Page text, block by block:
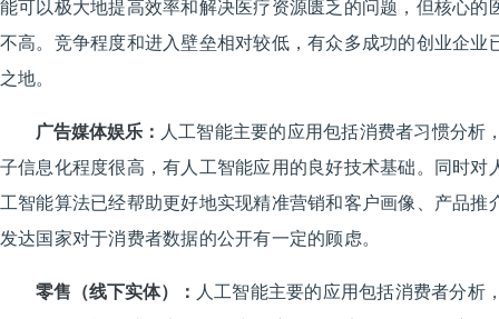
能可以极大地提高效率和解决医疗资源匮乏的问题，但核心的
不高。竞争程度和进入壁垒相对较低，有众多成功的创业企业
之地。
广告媒体娱乐： 人工智能主要的应用包括消费者习惯分析
子信息化程度很高，有人工智能应用的良好技术基础。同时对
工智能算法已经帮助更好地实现精准营销和客户画像、产品推
发达国家对于消费者数据的公开有一定的顾虑。
零售（线下实体）： 人工智能主要的应用包括消费者分析